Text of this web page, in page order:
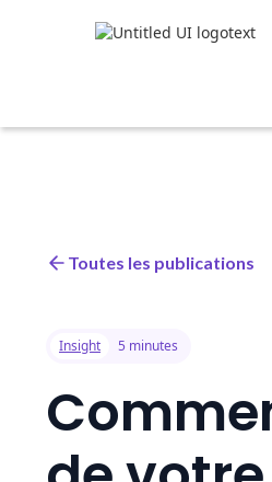
Toutes les publications
Insight 5 minutes